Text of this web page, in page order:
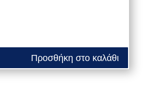
Προσθήκη στο καλάθι